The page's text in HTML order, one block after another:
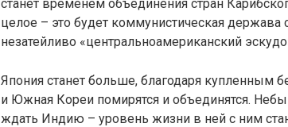
станет временем объединения стран
целое – это будет коммунистическая
незатейливо «центральноамериканский
Япония станет больше, благодаря купленным
и Южная Кореи помирятся и объединятся.
ждать Индию – уровень жизни в ней с ним